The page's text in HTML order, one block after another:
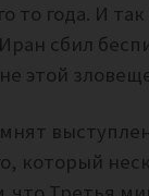
то года. И
сбил
этой
который